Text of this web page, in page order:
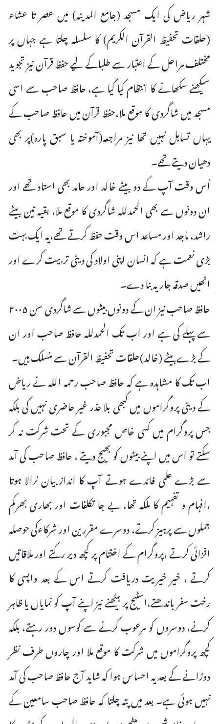
شہر ریاض کی ایک مسجد (جامع المدینہ) میں عصر تا عشاء
(حلقات تحفیظ القرآن الكريم) کا سلسلہ چلتا ہے جہاں پر
مختلف مراحل کے اعتبار سے طلباکے لیے حفظ قرآن نیز تجوید
سیکھنے سکھانے کا انتظام کیا گیا ہے، حافظ صاحب سے اسی
مسجد میں شاگردی کا موقع ملا،حفظ قرآن میں حافظ صاحب کے
يہاں تساہل نہیں تھا نیز مراجعہ(آموختہ يا سبق پاره)پر بھی
دھیان دیتے تھے۔
اُس وقت آپ کے دو بیٹے خالد اور حامد بھی استاد تھے اور
ان دونوں سے بھی الحمدللہ شاگردی کا موقع ملا، بقیہ تین بیٹے
راشد، ماجد اور مساعد اس وقت حفظ کرتے تھے،یہ ایک بہت
بڑی نعمت ہے کہ انسان اپنی اولاد کی دینی تربیت کرے اور
انھیں صدقہ جاریہ بنا دے۔
حافظ صاحب نیز ان کے دونوں بیٹوں سے شاگردی سن ۲۰۰۵
سے پہلے کی ہے اور اب تک الحمدللہ حافظ صاحب اور ان
کے بڑےبیٹے (خالد)حلقات تحفیظ القرآن سے منسلک ہیں۔
اب تک کا مشاہدہ ہے کہ حافظ صاحب رحمہ اللہ نے ریاض
کے دینی پروگراموں میں کبھی بلا عذر غیر حاضری نہیں کی بلکہ
جس پروگرام میں کسی خاص مجبوری کے تحت شرکت نہ کر
سکتے تو اس میں اپنے بیٹوں کو بھیج دیتے ، حافظ صاحب کی آمد
سے بڑے علمی فائدے ہوتے آپ کا انداز بیان نرالا ہوتا
،افہام و تفہیم کا ملکہ تھا، بے جا تکلفات اور بھاری بھرکم
جملوں سے پرہیز کرتے، دوسرے مقررین اور شرکاءکی حوصلہ
افزائی کرتے ،پروگرام کے اختتام پر کچھ دیر رکتے اور ملاقاتیں
کرتے ، خیر خیریت دریافت کرتے اس کے بعد واپسی کا
رخت سفر باندھتے،اسٹیج پر بیٹھنے نیز اپنے آپ کو نمایاں يا ظاہر
کرنے، دوسروں کو مرعوب کرنے سے کوسوں دور رہتے، بلکہ
کچھ پروگراموں میں شرکت کا موقع ملا اور چاروں طرف نظر
دوڑانے کے بعد یہ احساس ہوا کہ شاید آج حافظ صاحب کی آمد
نہیں ہوئی ہے۔ بعد میں پتہ چلتا کہ حافظ صاحب سامعين کے